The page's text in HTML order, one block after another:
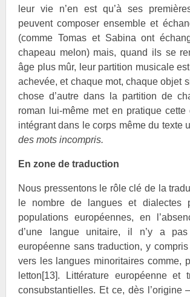
leur vie n’en est qu’à ses
peuvent composer ensemble et
(comme Tomas et Sabina ont
chapeau melon) mais, quand ils se
âge plus mûr, leur partition musicale
achevée, et chaque mot, chaque objet
chose d’autre dans la partition de
roman lui-même met en pratique cette
intégrant dans le corps même du texte
des mots incompris.
En zone de traduction
Nous pressentons le rôle clé de la
le nombre de langues et dialectes
populations européennes, en
d’une langue unitaire, il n’y a
européenne sans traduction, y
vers les langues minoritaires comme,
letton[13]. Littérature européenne et
consubstantielles. Et ce, dès l’origine